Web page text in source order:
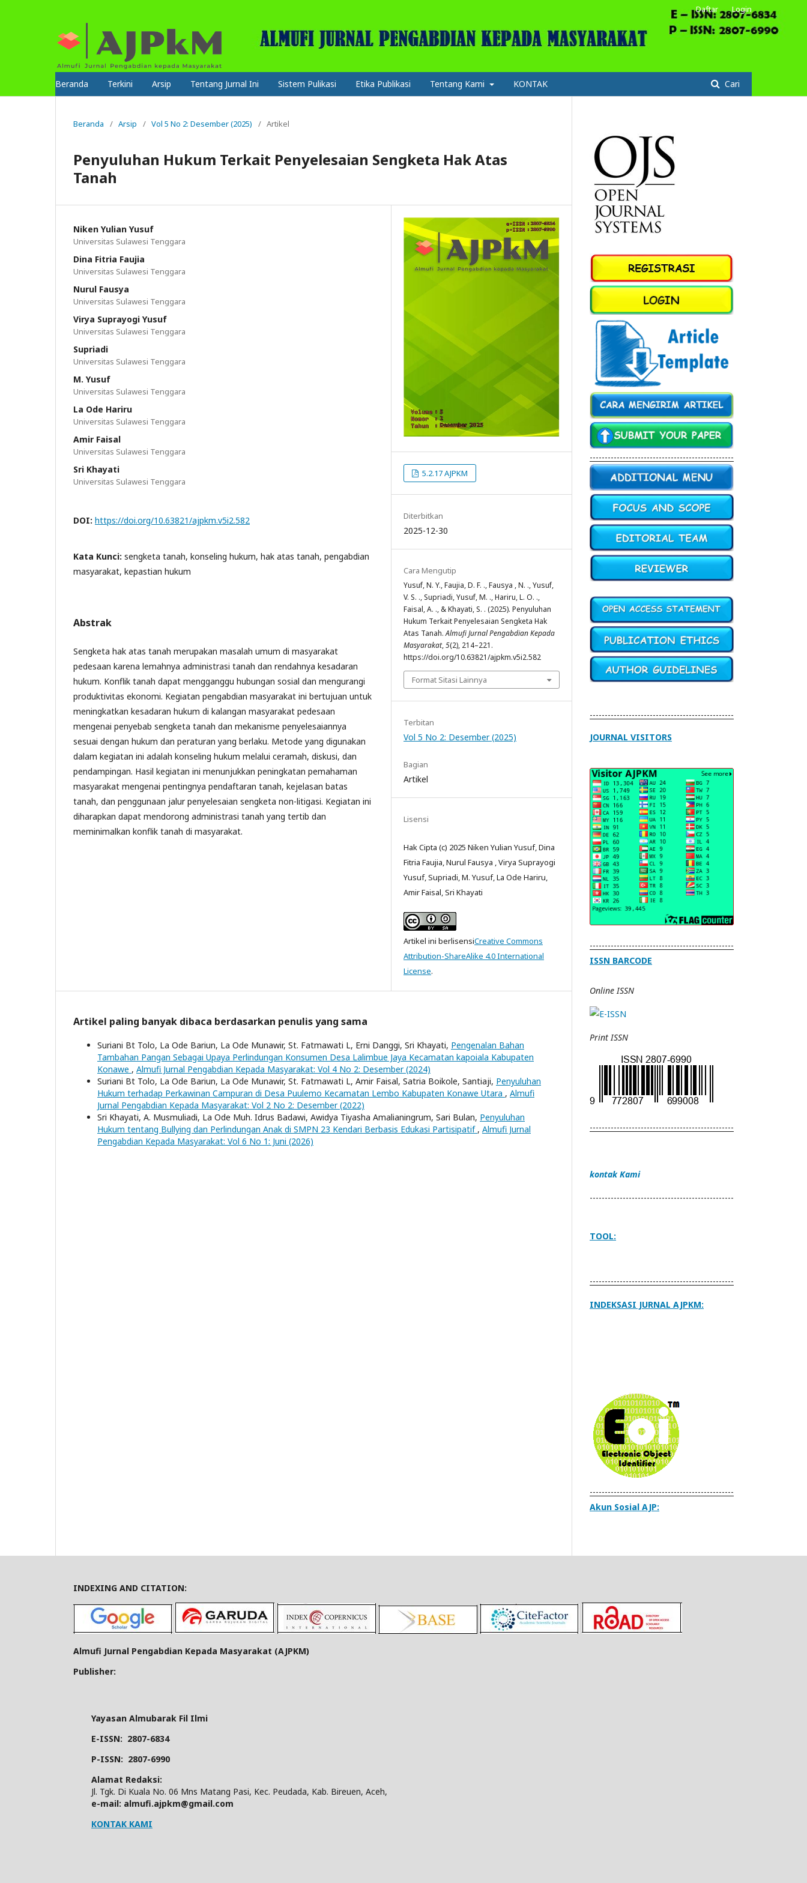
Beranda Terkini Arsip Tentang Jurnal Ini Sistem Pulikasi Etika Publikasi Tentang Kami KONTAK Cari
Daftar Login
Beranda / Arsip / Vol 5 No 2: Desember (2025) / Artikel
Penyuluhan Hukum Terkait Penyelesaian Sengketa Hak Atas
Tanah
Niken Yulian Yusuf
Universitas Sulawesi Tenggara
Dina Fitria Faujia
Universitas Sulawesi Tenggara
Nurul Fausya
Universitas Sulawesi Tenggara
Virya Suprayogi Yusuf
Universitas Sulawesi Tenggara
Supriadi
Universitas Sulawesi Tenggara
M. Yusuf
Universitas Sulawesi Tenggara
La Ode Hariru
Universitas Sulawesi Tenggara
Amir Faisal
Universitas Sulawesi Tenggara
Sri Khayati
Universitas Sulawesi Tenggara
DOI: https://doi.org/10.63821/ajpkm.v5i2.582
Kata Kunci: sengketa tanah, konseling hukum, hak atas tanah, pengabdian
masyarakat, kepastian hukum
Abstrak
Sengketa hak atas tanah merupakan masalah umum di masyarakat
pedesaan karena lemahnya administrasi tanah dan rendahnya kesadaran
hukum. Konflik tanah dapat mengganggu hubungan sosial dan mengurangi
produktivitas ekonomi. Kegiatan pengabdian masyarakat ini bertujuan untuk
meningkatkan kesadaran hukum di kalangan masyarakat pedesaan
mengenai penyebab sengketa tanah dan mekanisme penyelesaiannya
sesuai dengan hukum dan peraturan yang berlaku. Metode yang digunakan
dalam kegiatan ini adalah konseling hukum melalui ceramah, diskusi, dan
pendampingan. Hasil kegiatan ini menunjukkan peningkatan pemahaman
masyarakat mengenai pentingnya pendaftaran tanah, kejelasan batas
tanah, dan penggunaan jalur penyelesaian sengketa non-litigasi. Kegiatan ini
diharapkan dapat mendorong administrasi tanah yang tertib dan
meminimalkan konflik tanah di masyarakat.
5.2.17 AJPKM
Diterbitkan
2025-12-30
Cara Mengutip
Yusuf, N. Y., Faujia, D. F. ., Fausya , N. ., Yusuf,
V. S. ., Supriadi, Yusuf, M. ., Hariru, L. O. .,
Faisal, A. ., & Khayati, S. . (2025). Penyuluhan
Hukum Terkait Penyelesaian Sengketa Hak
Atas Tanah.Almufi Jurnal Pengabdian Kepada
Masyarakat,5(2), 214–221.
https://doi.org/10.63821/ajpkm.v5i2.582
Format Sitasi Lainnya
Terbitan
Vol 5 No 2: Desember (2025)
Bagian
Artikel
Lisensi
Hak Cipta (c) 2025 Niken Yulian Yusuf, Dina
Fitria Faujia, Nurul Fausya , Virya Suprayogi
Yusuf, Supriadi, M. Yusuf, La Ode Hariru,
Amir Faisal, Sri Khayati
Artikel ini berlisensiCreative Commons
Attribution-ShareAlike 4.0 International
License.
Artikel paling banyak dibaca berdasarkan penulis yang sama
Suriani Bt Tolo, La Ode Bariun, La Ode Munawir, St. Fatmawati L, Erni Danggi, Sri Khayati, Pengenalan Bahan
Tambahan Pangan Sebagai Upaya Perlindungan Konsumen Desa Lalimbue Jaya Kecamatan kapoiala Kabupaten
Konawe , Almufi Jurnal Pengabdian Kepada Masyarakat: Vol 4 No 2: Desember (2024)
Suriani Bt Tolo, La Ode Bariun, La Ode Munawir, St. Fatmawati L, Amir Faisal, Satria Boikole, Santiaji, Penyuluhan
Hukum terhadap Perkawinan Campuran di Desa Puulemo Kecamatan Lembo Kabupaten Konawe Utara , Almufi
Jurnal Pengabdian Kepada Masyarakat: Vol 2 No 2: Desember (2022)
Sri Khayati, A. Musmuliadi, La Ode Muh. Idrus Badawi, Awidya Tiyasha Amalianingrum, Sari Bulan, Penyuluhan
Hukum tentang Bullying dan Perlindungan Anak di SMPN 23 Kendari Berbasis Edukasi Partisipatif , Almufi Jurnal
Pengabdian Kepada Masyarakat: Vol 6 No 1: Juni (2026)
------------------------------------------------
------------------------------------------------
JOURNAL VISITORS
------------------------------------------------
ISSN BARCODE
Online ISSN
Print ISSN
------------------------------------------------
kontak Kami
------------------------------------------------
TOOL:
------------------------------------------------
INDEKSASI JURNAL AJPKM:
------------------------------------------------
Akun Sosial AJP:
INDEXING AND CITATION:
Almufi Jurnal Pengabdian Kepada Masyarakat (AJPKM)
Publisher:
Yayasan Almubarak Fil Ilmi
E-ISSN: 2807-6834
P-ISSN: 2807-6990
Alamat Redaksi:
Jl. Tgk. Di Kuala No. 06 Mns Matang Pasi, Kec. Peudada, Kab. Bireuen, Aceh,
e-mail: almufi.ajpkm@gmail.com
KONTAK KAMI